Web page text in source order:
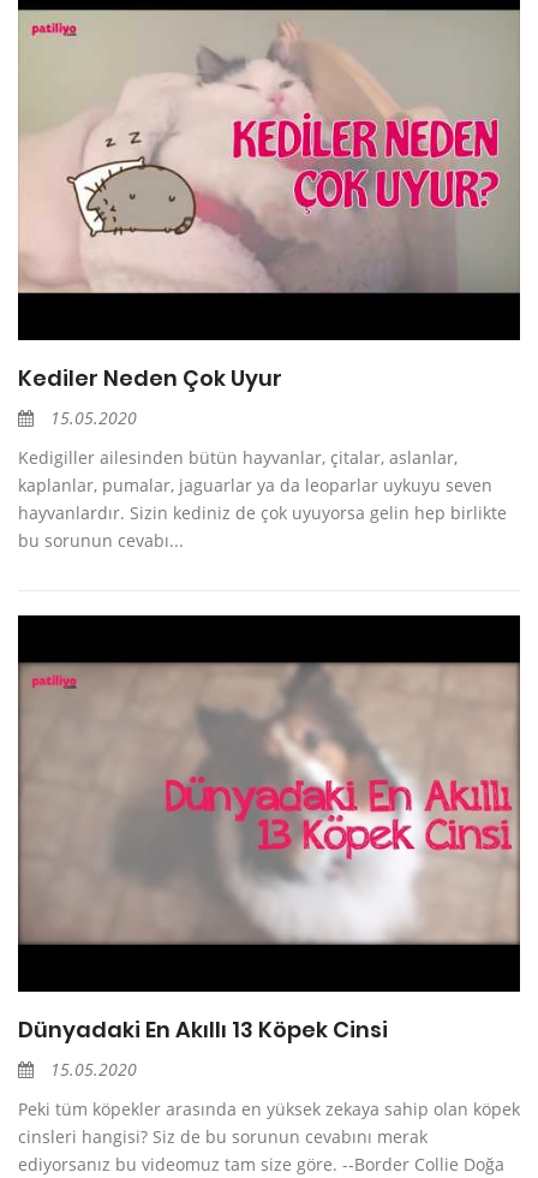
Kediler Neden Çok Uyur
15.05.2020
Kedigiller ailesinden bütün hayvanlar, çitalar, aslanlar,
kaplanlar, pumalar, jaguarlar ya da leoparlar uykuyu seven
hayvanlardır. Sizin kediniz de çok uyuyorsa gelin hep birlikte
bu sorunun cevabı...
Dünyadaki En Akıllı 13 Köpek Cinsi
15.05.2020
Peki tüm köpekler arasında en yüksek zekaya sahip olan köpek
cinsleri hangisi? Siz de bu sorunun cevabını merak
ediyorsanız bu videomuz tam size göre. --Border Collie Doğa